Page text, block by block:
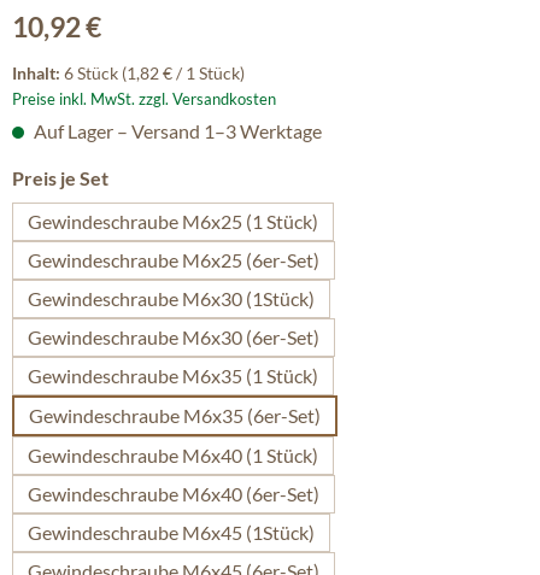
Durchschnittliche Bewertung von 5 von 5 Sternen
Regulärer Preis:
10,92 €
Inhalt: 6 Stück (1,82 € / 1 Stück)
Preise inkl. MwSt. zzgl. Versandkosten
Auf Lager – Versand 1–3 Werktage
Preis je Setauswählen
Gewindeschraube M6x25 (1 Stück)
Gewindeschraube M6x25 (6er-Set)
Gewindeschraube M6x30 (1Stück)
Gewindeschraube M6x30 (6er-Set)
Gewindeschraube M6x35 (1 Stück)
Gewindeschraube M6x35 (6er-Set)
Gewindeschraube M6x40 (1 Stück)
Gewindeschraube M6x40 (6er-Set)
Gewindeschraube M6x45 (1Stück)